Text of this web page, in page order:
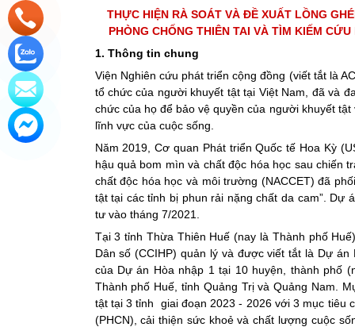
THỰC HIỆN RÀ SOÁT VÀ ĐỀ XUẤT LỒNG
PHÒNG CHỐNG THIÊN TAI VÀ TÌM KIẾM
1. Thông tin chung
Viện Nghiên cứu phát triển cộng đồng (viết tắt là
tổ chức của người khuyết tật tại Việt Nam, đã và
chức của họ để bảo vệ quyền của người khuyết
lĩnh vực của cuộc sống.
Năm 2019, Cơ quan Phát triển Quốc tế Hoa Kỳ
hậu quả bom mìn và chất độc hóa học sau chiến
chất độc hóa học và môi trường (NACCET) đã
tật tại các tỉnh bị phun rải nặng chất da cam”.
tư vào tháng 7/2021.
Tại 3 tỉnh Thừa Thiên Huế (nay là Thành phố
Dân số (CCIHP) quản lý và được viết tắt là Dự
của Dự án Hòa nhập 1 tại 10 huyện, thành phố
Thành phố Huế, tỉnh Quảng Trị và Quảng Nam.
tật tại 3 tỉnh giai đoạn 2023 - 2026 với 3 mục tiêu
(PHCN), cải thiện sức khoẻ và chất lượng cuộc